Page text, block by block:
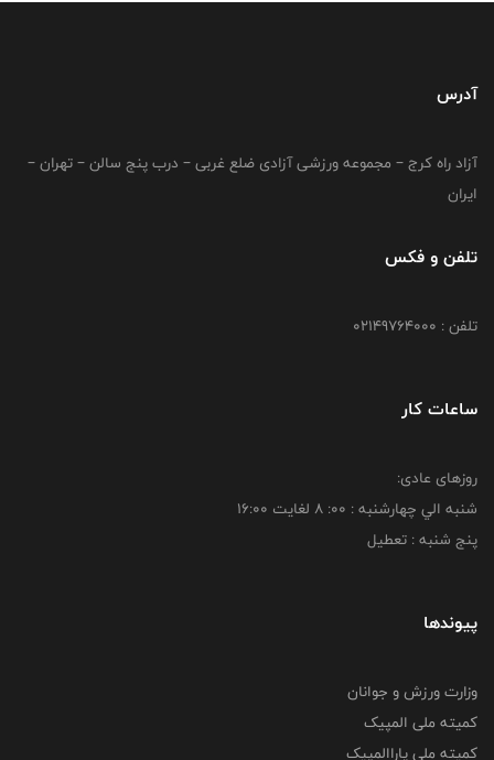
آدرس
آزاد راه کرج – مجموعه ورزشی آزادی ضلع غربی – درب پنج سالن – تهران –
ایران
تلفن و فکس
تلفن : 02149764000
ساعات کار
روزهای عادی:
شنبه الي چهارشنبه : 00: 8 لغايت 16:00
پنج شنبه : تعطیل
پیوندها
وزارت ورزش و جوانان
کمیته ملی المپیک
کمیته ملی پاراالمپیک